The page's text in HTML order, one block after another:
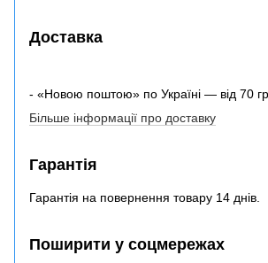
Доставка
- «Новою поштою» по Україні — від 70
Більше інформації про доставку
Гарантія
Гарантія на повернення товару 14 днів.
Поширити у соцмережах